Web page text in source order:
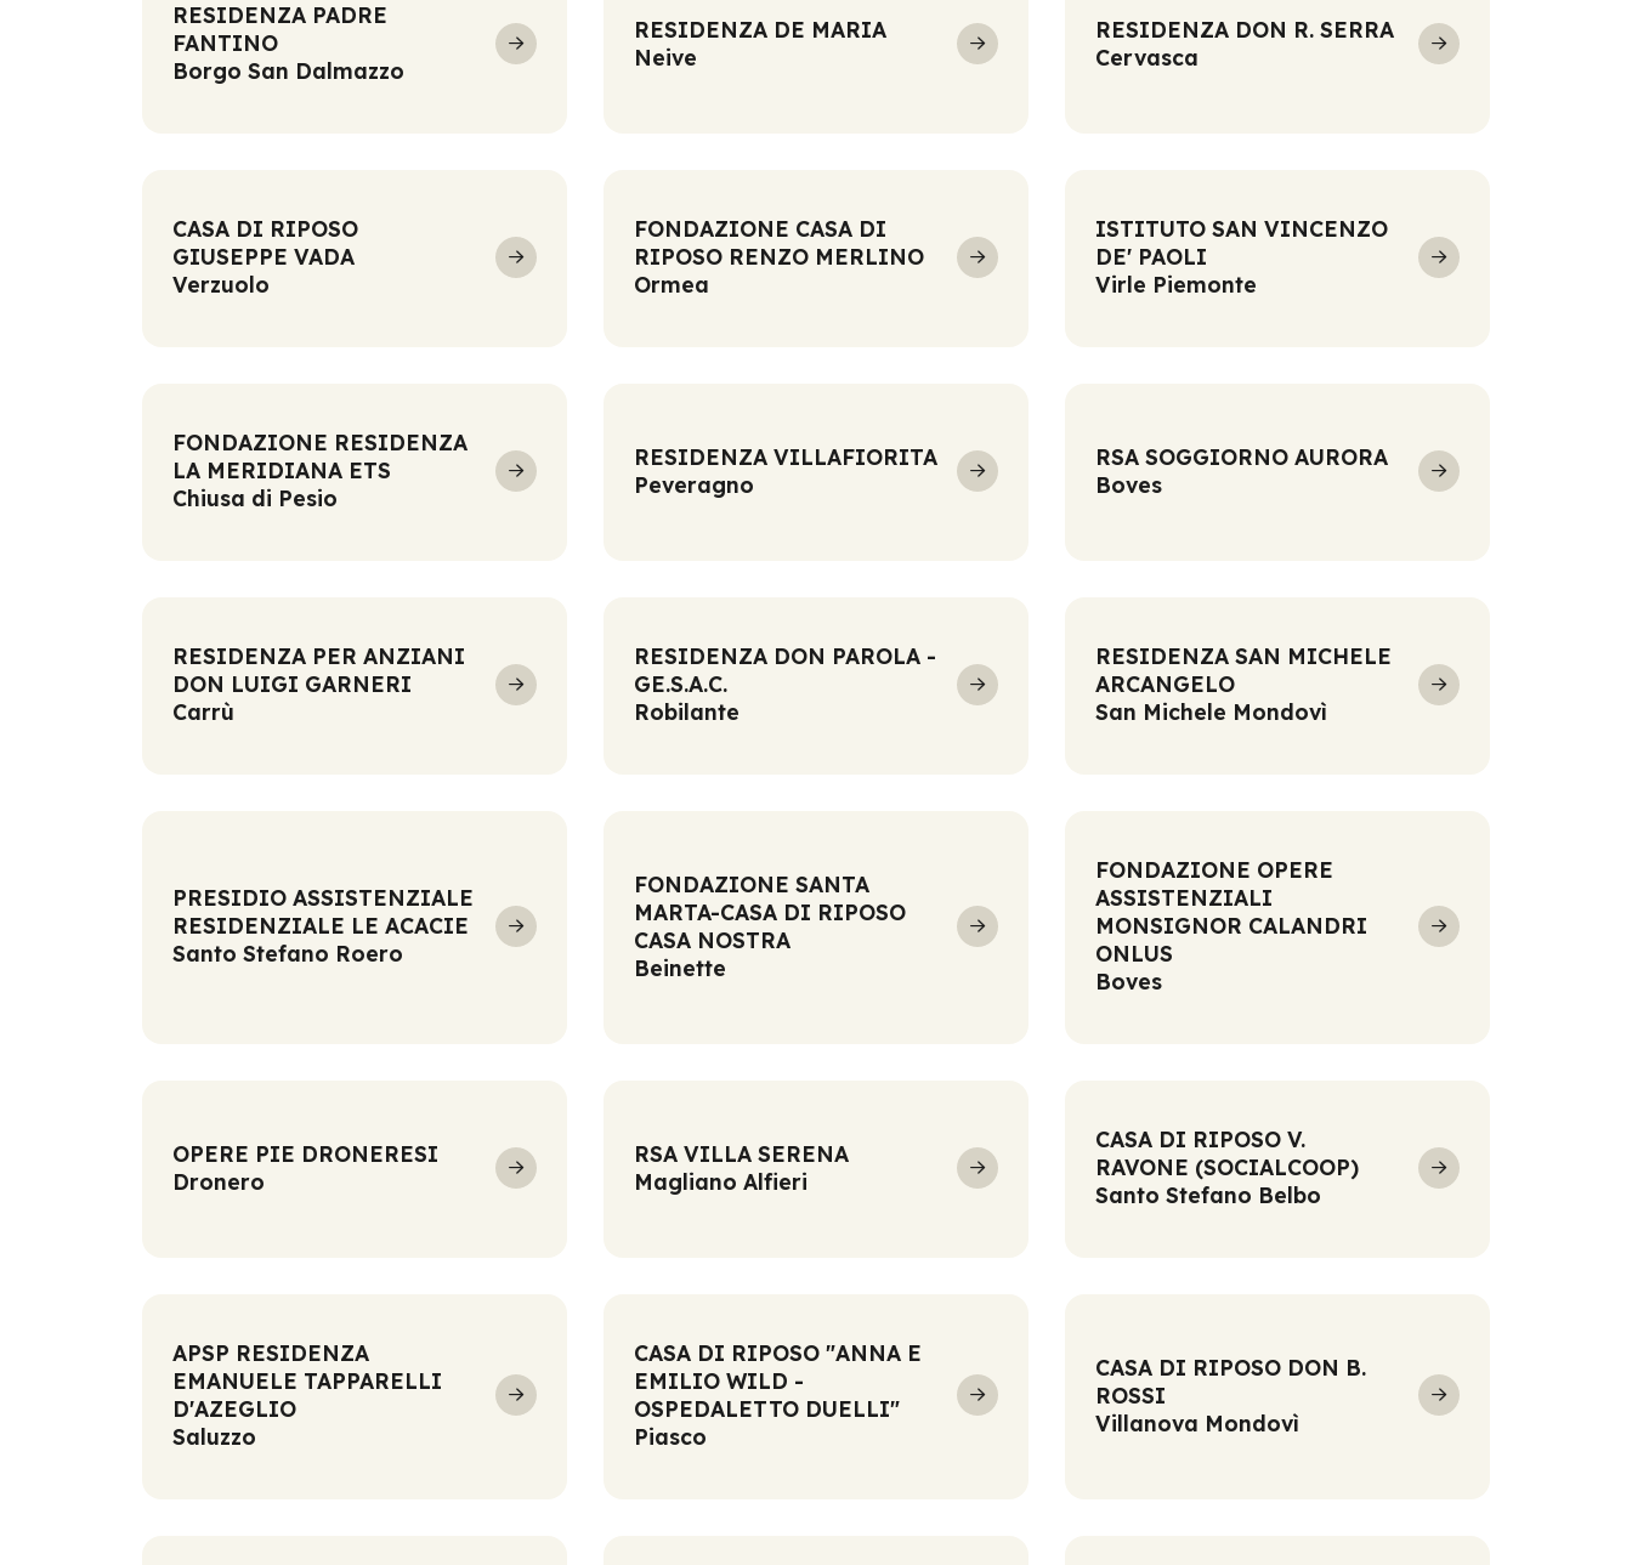
RESIDENZA PADRE
FANTINO
Borgo San Dalmazzo
RESIDENZA DE MARIA
Neive
RESIDENZA DON R. SERRA
Cervasca
CASA DI RIPOSO
GIUSEPPE VADA
Verzuolo
FONDAZIONE CASA DI
RIPOSO RENZO MERLINO
Ormea
ISTITUTO SAN VINCENZO
DE' PAOLI
Virle Piemonte
FONDAZIONE RESIDENZA
LA MERIDIANA ETS
Chiusa di Pesio
RESIDENZA VILLAFIORITA
Peveragno
RSA SOGGIORNO AURORA
Boves
RESIDENZA PER ANZIANI
DON LUIGI GARNERI
Carrù
RESIDENZA DON PAROLA -
GE.S.A.C.
Robilante
RESIDENZA SAN MICHELE
ARCANGELO
San Michele Mondovì
PRESIDIO ASSISTENZIALE
RESIDENZIALE LE ACACIE
Santo Stefano Roero
FONDAZIONE SANTA
MARTA-CASA DI RIPOSO
CASA NOSTRA
Beinette
FONDAZIONE OPERE
ASSISTENZIALI
MONSIGNOR CALANDRI
ONLUS
Boves
OPERE PIE DRONERESI
Dronero
RSA VILLA SERENA
Magliano Alfieri
CASA DI RIPOSO V.
RAVONE (SOCIALCOOP)
Santo Stefano Belbo
APSP RESIDENZA
EMANUELE TAPPARELLI
D'AZEGLIO
Saluzzo
CASA DI RIPOSO "ANNA E
EMILIO WILD -
OSPEDALETTO DUELLI"
Piasco
CASA DI RIPOSO DON B.
ROSSI
Villanova Mondovì